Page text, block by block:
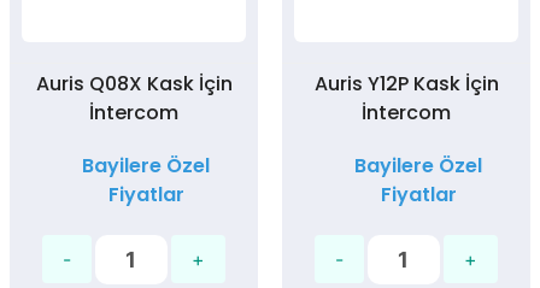
Auris Q08X Kask İçin
İntercom
Bayilere Özel
Fiyatlar
Auris Y12P Kask İçin
İntercom
Bayilere Özel
Fiyatlar